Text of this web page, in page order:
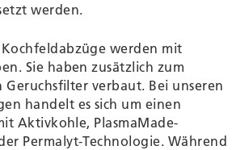
werden.
Kochfeldabzüge werden mit
Sie haben zusätzlich zum
verbaut. Bei unseren
handelt es sich um einen
Aktivkohle, PlasmaMade-
Permalyt-Technologie. Während